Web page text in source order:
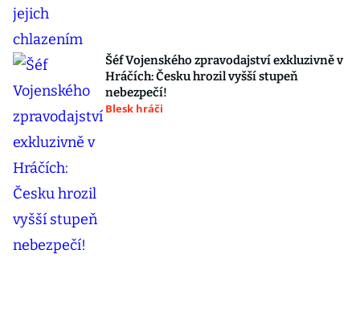
Šéf Vojenského zpravodajství exkluzivně v
Hráčích: Česku hrozil vyšší stupeň
nebezpečí!
Blesk hráči